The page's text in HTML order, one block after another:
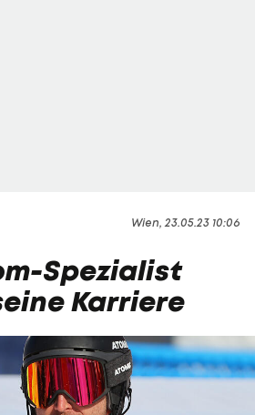
Wien, 23.05.23 10:06
Spezialist
Karriere